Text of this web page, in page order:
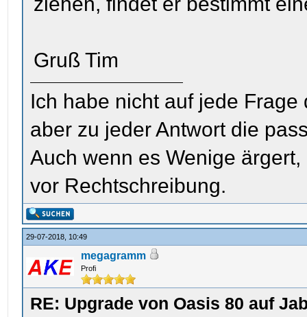
Gruß Tim
Ich habe nicht auf jede
aber zu jeder Antwort die
Auch wenn es Wenige
vor Rechtschreibung.
29-07-2018, 10:49
megagramm
Profi
RE: Upgrade von Oasis 80 auf